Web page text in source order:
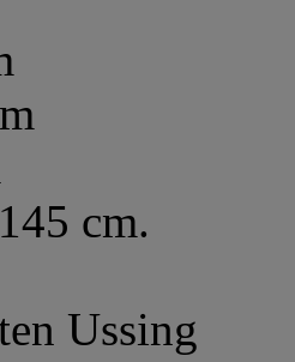
cm.
Ussing